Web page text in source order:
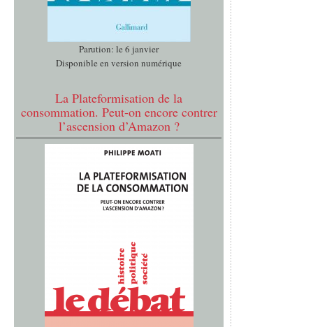
Parution: le 6 janvier
Disponible en version numérique
La Plateformisation de la
consommation. Peut-on encore contrer
l’ascension d’Amazon ?